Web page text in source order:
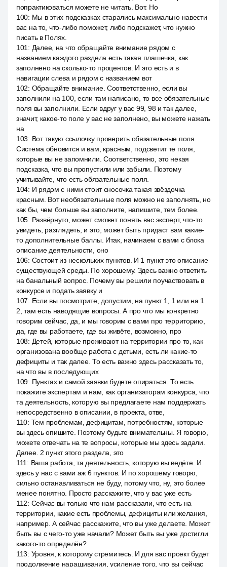
попрактиковаться можете не читать. Вот. Но
100: Мы в этих подсказках старались максимально навести
вас на то, что-либо поможет, либо подскажет, что нужно
писать в Полях.
101 : Далее, на что обращайте внимание рядом с
названием каждого раздела есть такая плашечка, как
заполнено на сколько-то процентов. И это есть и в
навигации слева и рядом с названием вот
102: Обращайте внимание. Соответственно, если вы
заполнили на 100, если там написано, то все обязательные
поля вы заполнили. Если вдруг у вас 99, 98 и так далее,
значит, какое-то поле у вас не заполнено, вы можете нажать
на
103: Вот такую ссылочку проверить обязательные поля.
Система обновится и вам, красным, подсветит те поля,
которые вы не запомнили. Соответственно, это некая
подсказка, что вы пропустили или забыли. Поэтому
учитывайте, что есть обязательные поля.
104: И рядом с ними стоит сносочка такая звёздочка
красным. Вот необязательные поля можно не заполнять, но
как бы, чем больше вы заполните, напишите, тем более.
105: Развёрнуто, может сможет понять вас эксперт, что-то
увидеть, разглядеть, и это, может быть придаст вам какие-
то дополнительные баллы. Итак, начинаем с вами с блока
описание деятельности, оно
106: Состоит из нескольких пунктов. И 1 пункт это описание
существующей среды. По хорошему. Здесь важно ответить
на банальный вопрос. Почему вы решили поучаствовать в
конкурсе и подать заявку и
107: Если вы посмотрите, допустим, на пункт 1, 1 или на 1
2, там есть наводящие вопросы. А про что мы конкретно
говорим сейчас, да, и мы говорим с вами про территорию,
да, где вы работаете, где вы живёте, возможно, про
108: Детей, которые проживают на территории про то, как
организована вообще работа с детьми, есть ли какие-то
дефициты и так далее. То есть важно здесь рассказать то,
на что вы в последующих
109: Пунктах и самой заявки будете опираться. То есть
покажите экспертам и нам, как организаторам конкурса, что
та деятельность, которую вы предлагаете нам поддержать
непосредственно в описании, в проекта, отве,
110: Тем проблемам, дефицитам, потребностям, которые
вы здесь опишите. Поэтому будьте внимательны. Я говорю,
можете отвечать на те вопросы, которые мы здесь задали.
Далее. 2 пункт этого раздела, это
111 : Ваша работа, та деятельность, которую вы ведёте. И
здесь у нас с вами аж 6 пунктов. И по хорошему говорю,
сильно останавливаться не буду, потому что, ну, это более
менее понятно. Просто расскажите, что у вас уже есть
112: Сейчас вы только что нам рассказали, что есть на
территории, какие есть проблемы, дефициты или желания,
например. А сейчас расскажите, что вы уже делаете. Может
быть вы с чего-то уже начали? Может быть вы уже достигли
какого-то определён?
113: Уровня, к которому стремитесь. И для вас проект будет
продолжение наращивания, усиление того, что вы сейчас